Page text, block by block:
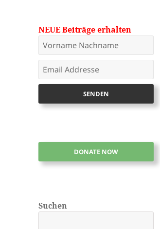
NEUE Beiträge erhalten
DONATE NOW
Suchen